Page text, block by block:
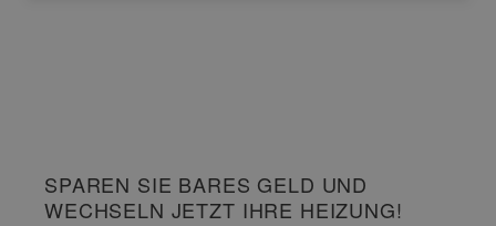
SPAREN SIE BARES GELD UND
WECHSELN JETZT IHRE HEIZUNG!